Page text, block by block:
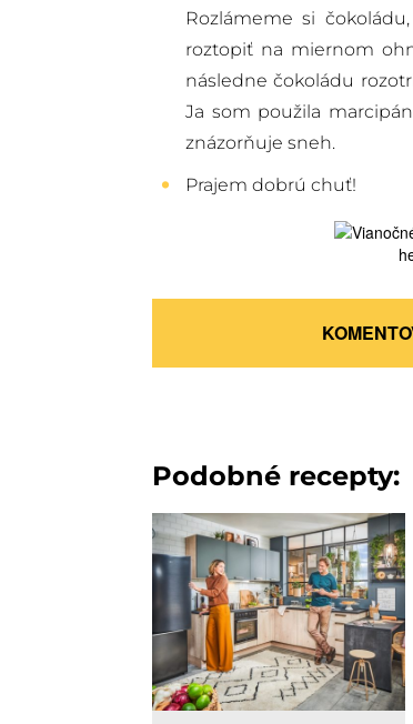
Rozlámeme si
roztopiť na miernom
následne čokoládu
Ja som použila
znázorňuje sneh.
Prajem dobrú chuť!
Podobné recepty: